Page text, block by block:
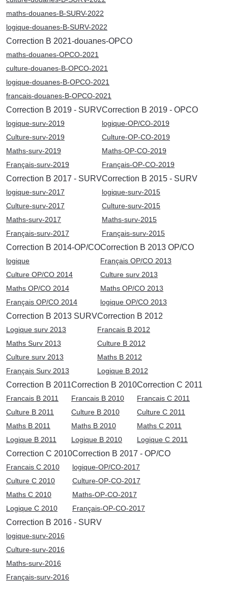
maths-douanes-B-SURV-2022
logique-douanes-B-SURV-2022
Correction B 2021-douanes-OPCO
maths-douanes-OPCO-2021
culture-douanes-B-OPCO-2021
logique-douanes-B-OPCO-2021
francais-douanes-B-OPCO-2021
Correction B 2019 - SURV
logique-surv-2019
Culture-surv-2019
Maths-surv-2019
Français-surv-2019
Correction B 2019 - OPCO
logique-OP/CO-2019
Culture-OP-CO-2019
Maths-OP-CO-2019
Français-OP-CO-2019
Correction B 2017 - SURV
logique-surv-2017
Culture-surv-2017
Maths-surv-2017
Français-surv-2017
Correction B 2015 - SURV
logique-surv-2015
Culture-surv-2015
Maths-surv-2015
Français-surv-2015
Correction B 2014-OP/CO
logique
Culture OP/CO 2014
Maths OP/CO 2014
Français OP/CO 2014
Correction B 2013 OP/CO
Français OP/CO 2013
Culture surv 2013
Maths OP/CO 2013
logique OP/CO 2013
Correction B 2013 SURV
Logique surv 2013
Maths Surv 2013
Culture surv 2013
Français Surv 2013
Correction B 2012
Francais B 2012
Culture B 2012
Maths B 2012
Logique B 2012
Correction B 2011
Francais B 2011
Culture B 2011
Maths B 2011
Logique B 2011
Correction B 2010
Francais B 2010
Culture B 2010
Maths B 2010
Logique B 2010
Correction C 2011
Francais C 2011
Culture C 2011
Maths C 2011
Logique C 2011
Correction C 2010
Francais C 2010
Culture C 2010
Maths C 2010
Logique C 2010
Correction B 2017 - OP/CO
logique-OP/CO-2017
Culture-OP-CO-2017
Maths-OP-CO-2017
Français-OP-CO-2017
Correction B 2016 - SURV
logique-surv-2016
Culture-surv-2016
Maths-surv-2016
Français-surv-2016